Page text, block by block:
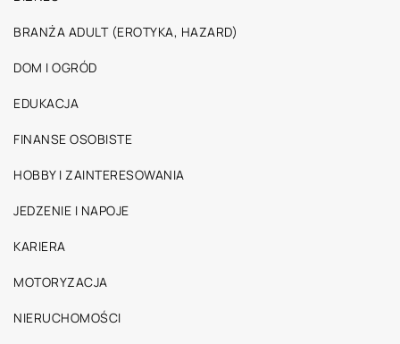
BRANŻA ADULT (EROTYKA, HAZARD)
DOM I OGRÓD
EDUKACJA
FINANSE OSOBISTE
HOBBY I ZAINTERESOWANIA
JEDZENIE I NAPOJE
KARIERA
MOTORYZACJA
NIERUCHOMOŚCI